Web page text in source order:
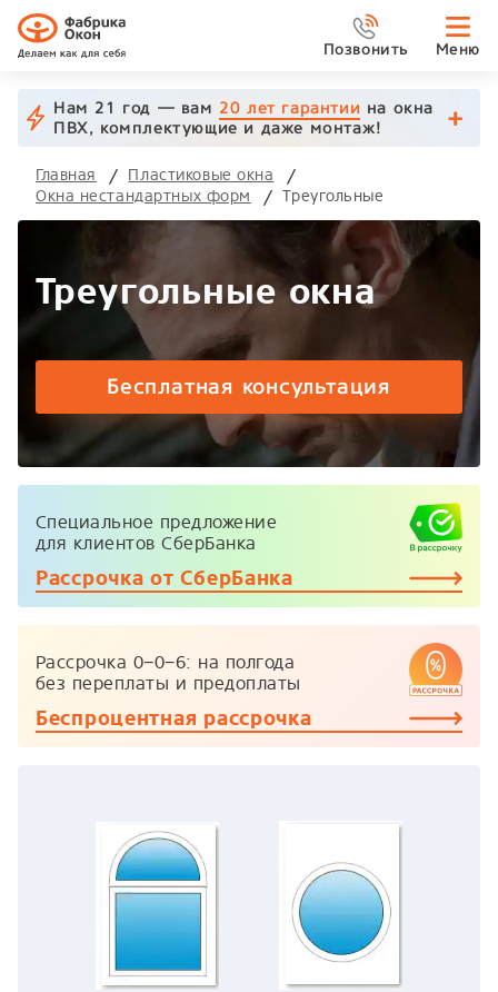
Позвонить Меню
Нам 21 год — вам 20 лет гарантии на окна
ПВХ, комплектующие и даже монтаж!
Главная
Пластиковые окна
Окна нестандартных форм
Треугольные
Треугольные окна
Бесплатная консультация
Рассрочка от СберБанка
Специальное предложение
для клиентов СберБанка
Беспроцентная рассрочка
Рассрочка 0−0−6: на полгода
без переплаты и предоплаты